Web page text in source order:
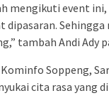
mengikuti event
dipasaran.
tambah Andi Ady
Soppeng,
cita rasa yang